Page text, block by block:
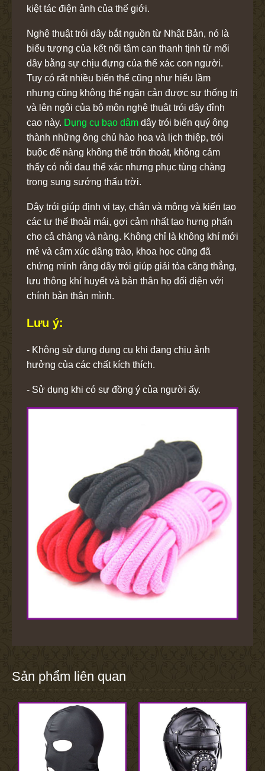
kiệt tác điện ảnh của thế giới.
Nghệ thuật trói dây bắt nguồn từ Nhật Bản, nó là
biểu tượng của kết nối tâm can thanh tịnh từ mối
dây bằng sự chịu đựng của thể xác con người.
Tuy có rất nhiều biến thể cũng như hiểu lầm
nhưng cũng không thể ngăn cản được sự thống trị
và lên ngôi của bộ môn nghệ thuật trói dây đỉnh
cao này. Dụng cụ bạo dâm dây trói biến quý ông
thành những ông chủ hào hoa và lịch thiệp, trói
buộc để nàng không thể trốn thoát, không cảm
thấy có nỗi đau thể xác nhưng phục tùng chàng
trong sung sướng thấu trời.
Dây trói giúp định vị tay, chân và mông và kiến tạo
các tư thế thoải mái, gợi cảm nhất tạo hưng phấn
cho cả chàng và nàng. Không chỉ là không khí mới
mẻ và cảm xúc dâng trào, khoa học cũng đã
chứng minh rằng dây trói giúp giải tỏa căng thẳng,
lưu thông khí huyết và bản thân họ đối diện với
chính bản thân mình.
Lưu ý:
- Không sử dụng dụng cụ khi đang chịu ảnh
hưởng của các chất kích thích.
- Sử dụng khi có sự đồng ý của người ấy.
Sản phẩm liên quan